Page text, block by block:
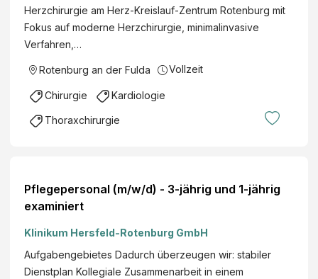
Herzchirurgie am Herz-Kreislauf-Zentrum Rotenburg mit
Fokus auf moderne Herzchirurgie, minimalinvasive
Verfahren,…
Rotenburg an der Fulda Vollzeit
Chirurgie Kardiologie
Thoraxchirurgie
Pflegepersonal (m/w/d) - 3-jährig und 1-jährig
examiniert
Klinikum Hersfeld-Rotenburg GmbH
Aufgabengebietes Dadurch überzeugen wir: stabiler
Dienstplan Kollegiale Zusammenarbeit in einem